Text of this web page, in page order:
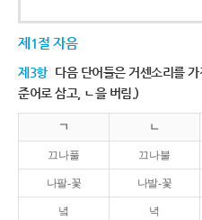
제1절 자음
제3항 다음 단어들은 거센소리를
준어로 삼고, ㄴ을 버림.)
ㄱ ㄴ
끄나풀 끄나불
나팔-꽃 나발-꽃
녘 녁